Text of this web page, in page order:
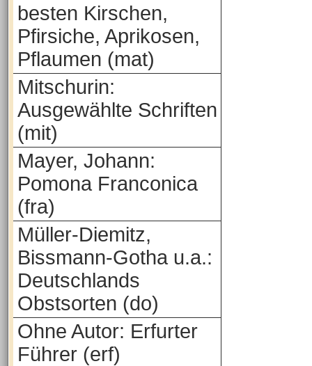
besten Kirschen,
Pfirsiche, Aprikosen,
Pflaumen (mat)
Mitschurin:
Ausgewählte Schriften
(mit)
Mayer, Johann:
Pomona Franconica
(fra)
Müller-Diemitz,
Bissmann-Gotha u.a.:
Deutschlands
Obstsorten (do)
Ohne Autor: Erfurter
Führer (erf)